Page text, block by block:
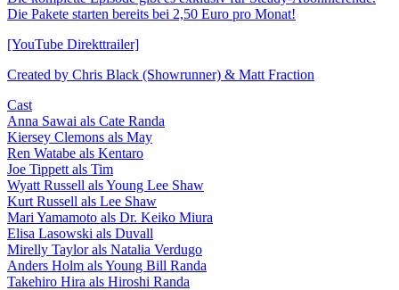
Die Pakete starten bereits bei 2,50 Euro pro Monat!
[YouTube Direkttrailer]
Created by ​​Chris Black (Showrunner) & Matt Fraction
Cast
Anna Sawai als Cate Randa
Kiersey Clemons als May
Ren Watabe als Kentaro
Joe Tippett als Tim
Wyatt Russell als Young Lee Shaw
Kurt Russell als Lee Shaw
Mari Yamamoto als Dr. Keiko Miura
Elisa Lasowski als Duvall
Mirelly Taylor als Natalia Verdugo
Anders Holm als Young Bill Randa
Takehiro Hira als Hiroshi Randa